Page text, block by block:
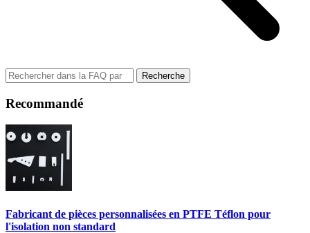
Recherche
Recommandé
Fabricant de pièces personnalisées en PTFE Téflon pour
l'isolation non standard